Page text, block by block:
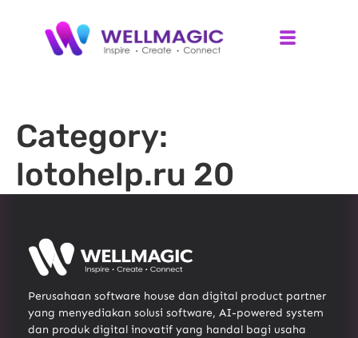
Category:
lotohelp.ru 20
Perusahaan software house dan digital product partner
yang menyediakan solusi software, AI-powered system
dan produk digital inovatif yang handal bagi usaha